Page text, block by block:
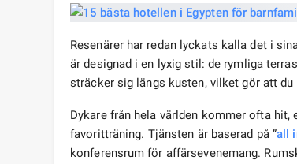
Resenärer har redan lyckats kalla det i
är designad i en lyxig stil: de rymliga
sträcker sig längs kusten, vilket gör att
Dykare från hela världen kommer ofta
favoritträning. Tjänsten är baserad på ”all
konferensrum för affärsevenemang.